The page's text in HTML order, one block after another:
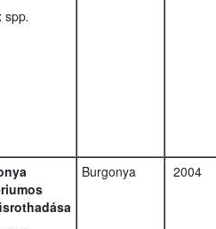
spp.
Burgonya 2004